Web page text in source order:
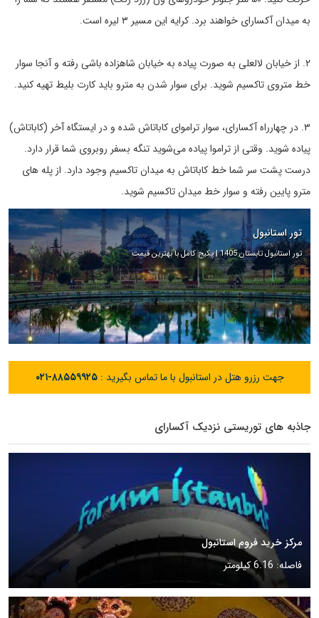
به میدان آکسارای خواهند برد. کرایه این مسیر ۳ لیره است.
۲. از خیابان لالعلی به صورت پیاده به خیابان شاهزاده باشی رفته و آنجا سوار
خط متروی تاکسیم شوید. برای سوار شدن به مترو باید کارت بلیط تهیه کنید.
۳. در چهارراه آکسارای، سوار تراموای کاباتاش شده و در ایستگاه آخر (کاباتاش)
پیاده شوید. وقتی از تراموا پیاده می‌شوید تنگه بسفر روبروی شما قرار دارد.
درست پشت سر شما خط کاباتاش به میدان تاکسیم وجود دارد. از پله های
مترو پایین رفته و سوار خط میدان تاکسیم شوید.
تور استانبول
تور استانبول تابستان 1405 | پکیج کامل با بهترین قیمت
جهت رزرو هتل در استانبول با ما تماس بگیرید :۰۲۱-۸۸۵۵۹۹۲۵
جاذبه های توریستی نزدیک آکسارای
مرکز خرید فروم استانبول
فاصله: 6.16 کیلومتر